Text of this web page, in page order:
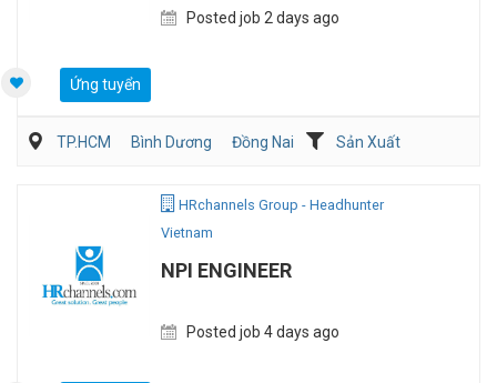
Posted job 2 days ago
Ứng tuyển
TP.HCM Bình Dương Đồng Nai
Sản Xuất
HRchannels Group - Headhunter
Vietnam
NPI ENGINEER
Posted job 4 days ago